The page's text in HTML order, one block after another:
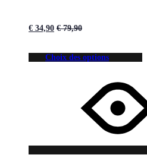
€ 34,90 €79,90
Choix des options